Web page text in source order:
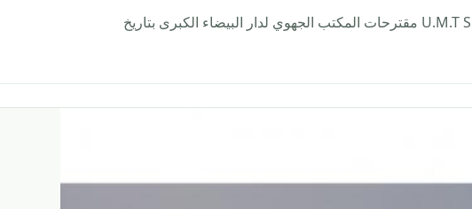
الاتحاد المغربي للشغل النقابة الوطنية للفاحصين التقنيين بالمغرب U.M.T S.N.A.V مقترحات المكتب الجهوي لدار البيضاء الكبرى بتاريخ